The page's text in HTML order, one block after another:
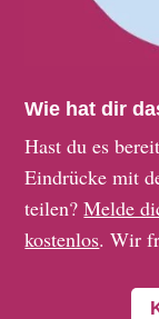
Wie hat dir
Hast du es
Eindrücke mit
teilen?Melde
kostenlos. Wir